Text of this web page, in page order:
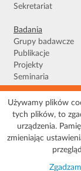
Sekretariat
Badania
Grupy badawcze
Publikacje
Projekty
Seminaria
Warunki korzystania
© 2026 Uniwersytet
Używamy plików
tych plików, to
urządzenia.
zmieniając